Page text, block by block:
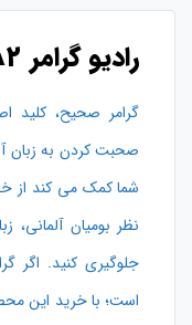
رادیو گرامر A2:
گرامر صحیح، کلید
صحبت کردن به زبان
شما کمک می کند از
نظر بومیان
جلوگیری کنید. اگر
است؛ با خرید این